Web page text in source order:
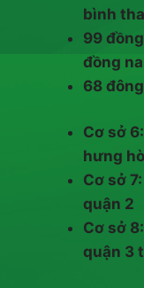
bình
99
đồng
68
Cơ sở
hưng
Cơ sở
quận 2
Cơ sở
quận 3